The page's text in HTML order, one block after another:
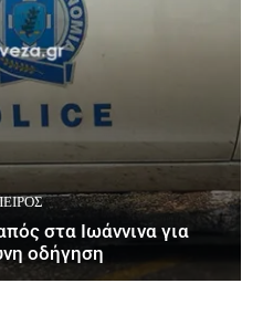
στα Ιωάννινα για
οδήγηση